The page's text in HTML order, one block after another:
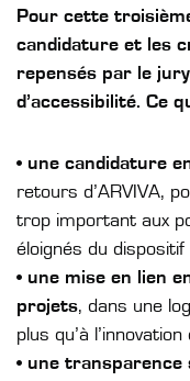
Pour cette
candidature et les
repensés par le
d’accessibilité. Ce
• une candidature
retours d’ARVIVA,
trop important aux
éloignés du dispositif
• une mise en lien
projets, dans une
plus qu’à
• une